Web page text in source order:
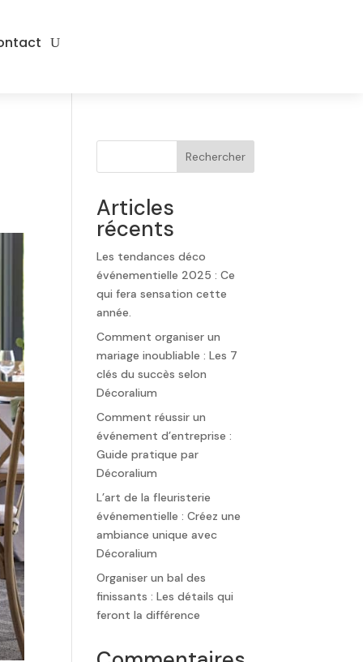
Rechercher
Articles
récents
Les tendances déco
événementielle 2025 : Ce
qui fera sensation cette
année.
Comment organiser un
mariage inoubliable : Les 7
clés du succès selon
Décoralium
Comment réussir un
événement d’entreprise :
Guide pratique par
Décoralium
L’art de la fleuristerie
événementielle : Créez une
ambiance unique avec
Décoralium
Organiser un bal des
finissants : Les détails qui
feront la différence